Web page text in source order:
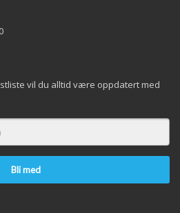
vil du alltid være oppdatert med